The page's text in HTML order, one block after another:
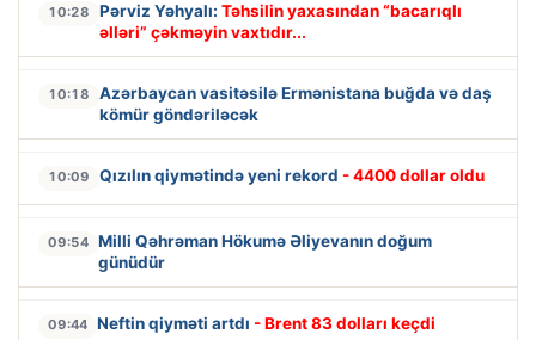
10:28 Pərviz Yəhyalı: Təhsilin yaxasından “bacarıqlı
əlləri” çəkməyin vaxtıdır...
10:18
Azərbaycan vasitəsilə Ermənistana buğda və daş
kömür göndəriləcək
10:09 Qızılın qiymətində yeni rekord - 4400 dollar oldu
09:54 Milli Qəhrəman Hökumə Əliyevanın doğum
günüdür
09:44 Neftin qiyməti artdı - Brent 83 dolları keçdi